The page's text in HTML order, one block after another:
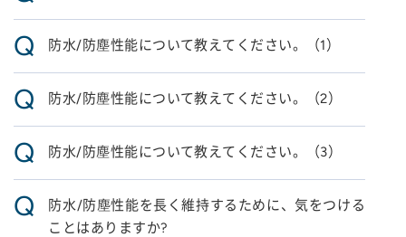
Q 防水/防塵性能について教えてください。（1）
Q 防水/防塵性能について教えてください。（2）
Q 防水/防塵性能について教えてください。（3）
Q
防水/防塵性能を長く維持するために、気をつける
ことはありますか?